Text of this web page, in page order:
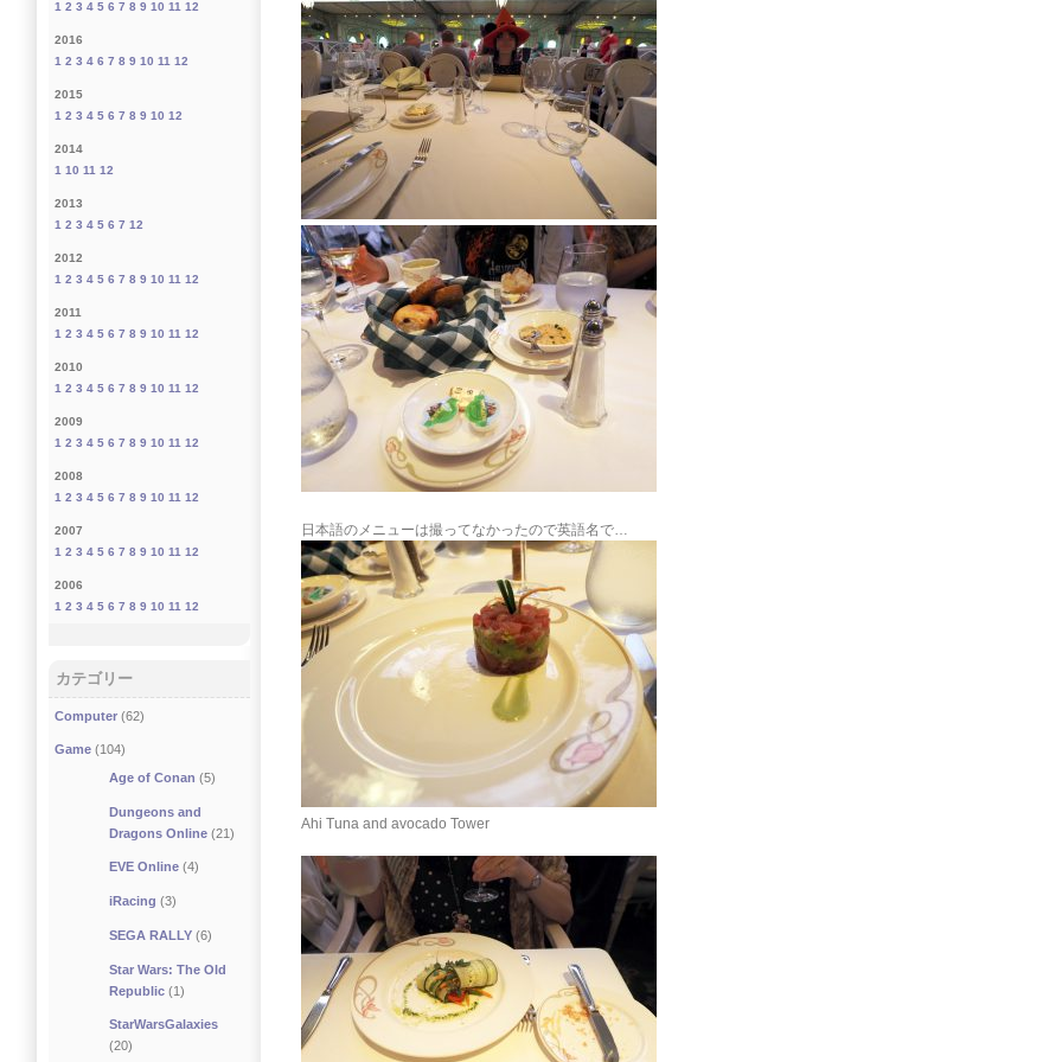
日本語のメニューは撮ってなかったので英語名で…
Ahi Tuna and avocado Tower
1 2 3 4 5 6 7 8 9 10 11 12
2016
1 2 3 4 6 7 8 9 10 11 12
2015
1 2 3 4 5 6 7 8 9 10 12
2014
1 10 11 12
2013
1 2 3 4 5 6 7 12
2012
1 2 3 4 5 6 7 8 9 10 11 12
2011
1 2 3 4 5 6 7 8 9 10 11 12
2010
1 2 3 4 5 6 7 8 9 10 11 12
2009
1 2 3 4 5 6 7 8 9 10 11 12
2008
1 2 3 4 5 6 7 8 9 10 11 12
2007
1 2 3 4 5 6 7 8 9 10 11 12
2006
1 2 3 4 5 6 7 8 9 10 11 12
カテゴリー
Computer (62)
Game (104)
Age of Conan (5)
Dungeons and
Dragons Online(21)
EVE Online(4)
iRacing (3)
SEGA RALLY(6)
Star Wars: The Old
Republic(1)
StarWarsGalaxies
(20)